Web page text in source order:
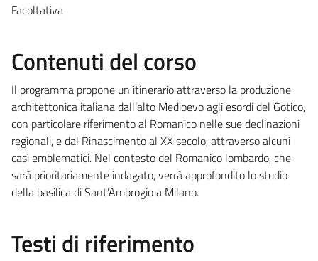
Facoltativa
Contenuti del corso
Il programma propone un itinerario attraverso la produzione
architettonica italiana dall’alto Medioevo agli esordi del Gotico,
con particolare riferimento al Romanico nelle sue declinazioni
regionali, e dal Rinascimento al XX secolo, attraverso alcuni
casi emblematici. Nel contesto del Romanico lombardo, che
sarà prioritariamente indagato, verrà approfondito lo studio
della basilica di Sant’Ambrogio a Milano.
Testi di riferimento